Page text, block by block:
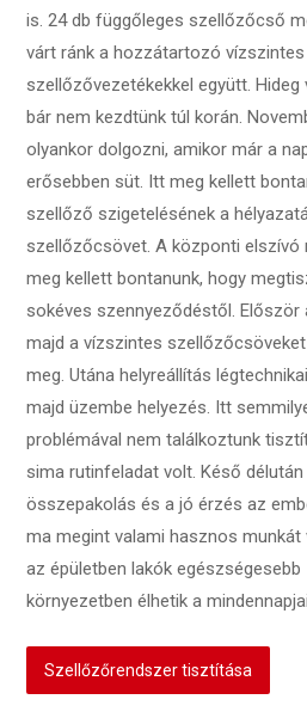
is. 24 db függőleges szellőzőcső
várt ránk a hozzátartozó vízszintes
szellőzővezetékekkel együtt. Hideg
bár nem kezdtünk túl korán.
olyankor dolgozni, amikor már a
erősebben süt. Itt meg kellett
szellőző szigetelésének a
szellőzőcsövet. A központi elszívó
meg kellett bontanunk, hogy
sokéves szennyeződéstől. Először
majd a vízszintes
meg. Utána helyreállítás
majd üzembe helyezés. Itt
problémával nem találkoztunk
sima rutinfeladat volt. Késő délután
összepakolás és a jó érzés az
ma megint valami hasznos munkát
az épületben lakók egészségesebb
környezetben élhetik a
Szellőzőrendszer tisztítása